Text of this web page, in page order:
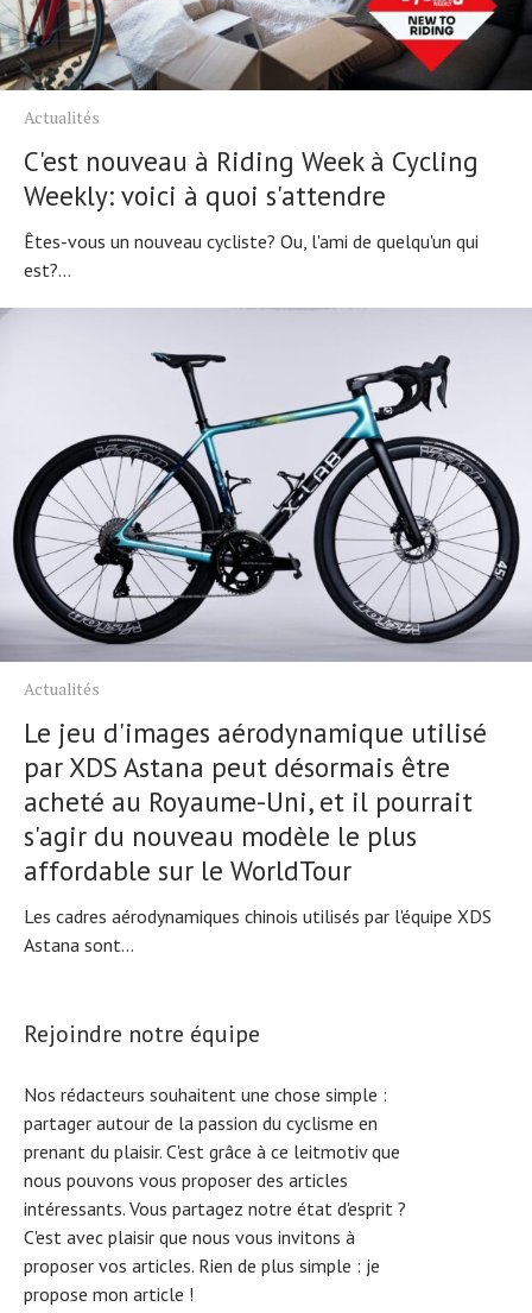
Actualités
C'est nouveau à Riding Week à Cycling
Weekly: voici à quoi s'attendre
Êtes-vous un nouveau cycliste? Ou, l'ami de quelqu'un qui
est?...
Actualités
Le jeu d'images aérodynamique utilisé
par XDS Astana peut désormais être
acheté au Royaume-Uni, et il pourrait
s'agir du nouveau modèle le plus
affordable sur le WorldTour
Les cadres aérodynamiques chinois utilisés par l'équipe XDS
Astana sont...
Rejoindre notre équipe
Nos rédacteurs souhaitent une chose simple :
partager autour de la passion du cyclisme en
prenant du plaisir. C'est grâce à ce leitmotiv que
nous pouvons vous proposer des articles
intéressants. Vous partagez notre état d'esprit ?
C'est avec plaisir que nous vous invitons à
proposer vos articles. Rien de plus simple : je
propose mon article !